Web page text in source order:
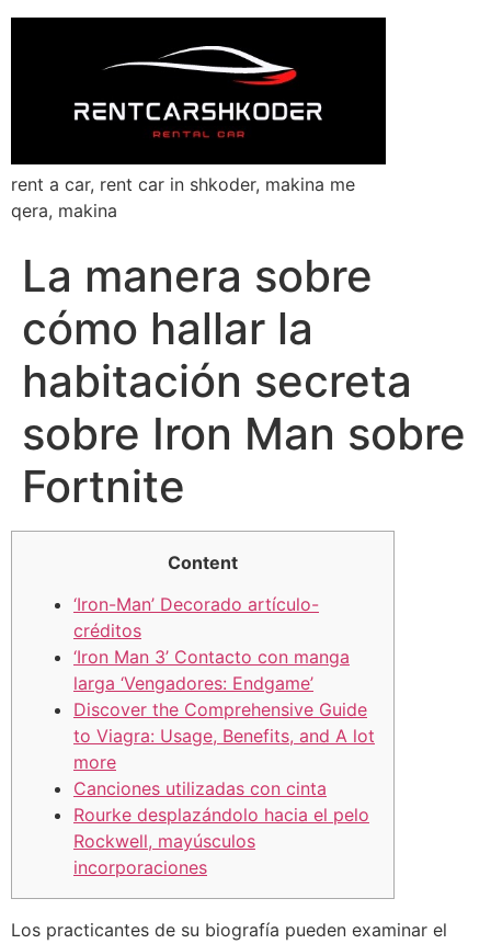
rent a car, rent car in shkoder, makina me
qera, makina
La manera sobre
cómo hallar la
habitación secreta
sobre Iron Man sobre
Fortnite
Content
‘Iron-Man’ Decorado artículo-
créditos
‘Iron Man 3’ Contacto con manga
larga ‘Vengadores: Endgame’
Discover the Comprehensive Guide
to Viagra: Usage, Benefits, and A lot
more
Canciones utilizadas con cinta
Rourke desplazándolo hacia el pelo
Rockwell, mayúsculos
incorporaciones
Los practicantes de su biografía pueden examinar el